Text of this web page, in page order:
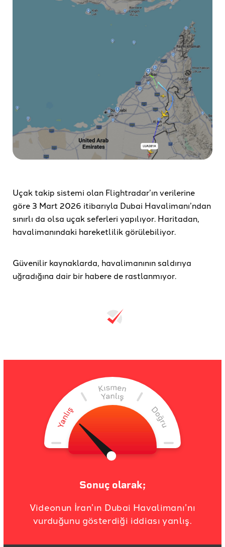
Uçak takip sistemi olan Flightradar’ın verilerine
göre 3 Mart 2026 itibarıyla Dubai Havalimanı’ndan
sınırlı da olsa uçak seferleri yapılıyor. Haritadan,
havalimanındaki hareketlilik görülebiliyor.
Güvenilir kaynaklarda, havalimanının saldırıya
uğradığına dair bir habere de rastlanmıyor.
Sonuç olarak;
Videonun İran’ın Dubai Havalimanı’nı
vurduğunu gösterdiği iddiası yanlış.